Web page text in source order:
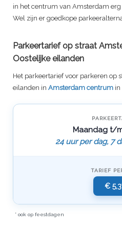
in het centrum van Amsterdam erg
Wel zijn er goedkope
Parkeertarief op straat
Oostelijke eilanden
Het parkeertarief voor parkeren op
eilanden in Amsterdam centrum in
Maandag t/
24 uur per dag, 7
TARIEF
€
* ook op feestdagen